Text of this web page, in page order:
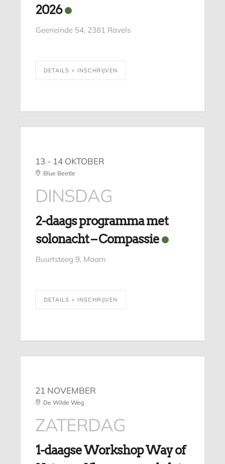
2026
Geeneinde 54, 2381 Ravels
DETAILS + INSCHRIJVEN
13 - 14 OKTOBER
Blue Beetle
DINSDAG
2-daags programma met
solonacht – Compassie
Buurtsteeg 9, Maarn
DETAILS + INSCHRIJVEN
21 NOVEMBER
De Wilde Weg
ZATERDAG
1-daagse Workshop Way of